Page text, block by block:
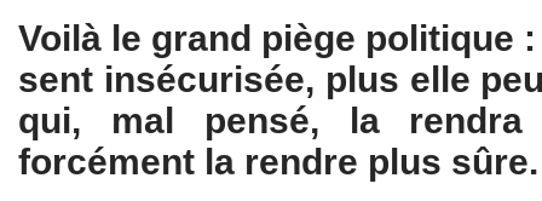
Voilà le grand piège politique
sent insécurisée, plus elle
qui, mal pensé, la
forcément la rendre plus sûre.